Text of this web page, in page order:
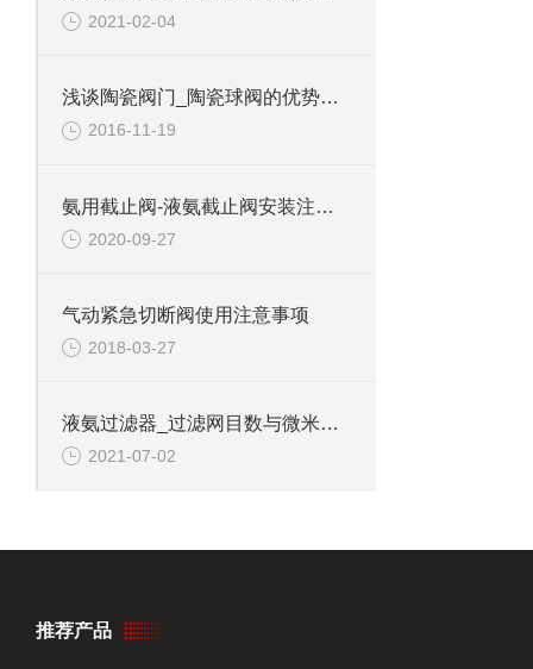
2021-02-04
浅谈陶瓷阀门_陶瓷球阀的优势—上海永龙阀门厂
2016-11-19
氨用截止阀-液氨截止阀安装注意事项
2020-09-27
气动紧急切断阀使用注意事项
2018-03-27
液氨过滤器_过滤网目数与微米的换算
2021-07-02
推荐产品